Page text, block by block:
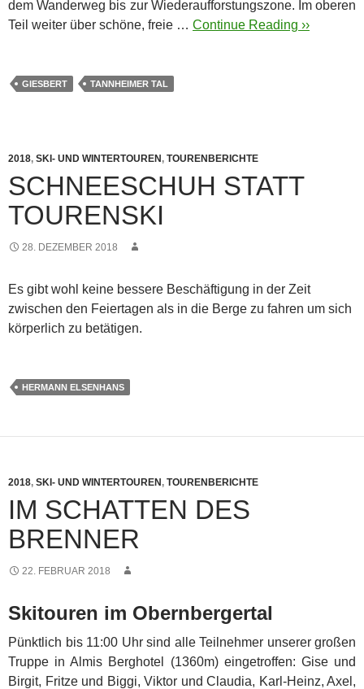
dem Wanderweg bis zur Wiederaufforstungszone. Im oberen
Teil weiter über schöne, freie … Continue Reading ››
GIESBERT TANNHEIMER TAL
2018, SKI- UND WINTERTOUREN, TOURENBERICHTE
SCHNEESCHUH STATT
TOURENSKI
28. DEZEMBER 2018
Es gibt wohl keine bessere Beschäftigung in der Zeit
zwischen den Feiertagen als in die Berge zu fahren um sich
körperlich zu betätigen.
HERMANN ELSENHANS
2018, SKI- UND WINTERTOUREN, TOURENBERICHTE
IM SCHATTEN DES
BRENNER
22. FEBRUAR 2018
Skitouren im Obernbergertal
Pünktlich bis 11:00 Uhr sind alle Teilnehmer unserer großen
Truppe in Almis Berghotel (1360m) eingetroffen: Gise und
Birgit, Fritze und Biggi, Viktor und Claudia, Karl-Heinz, Axel,